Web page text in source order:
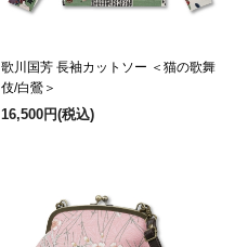
歌川国芳 長袖カットソー ＜猫の歌舞
伎/白鶯＞
16,500円(税込)